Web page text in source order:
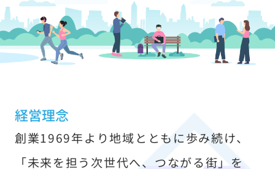
え
ま
す
経営理念
創業1969年より地域とともに歩み続け、
「未来を担う次世代へ、つながる街」を